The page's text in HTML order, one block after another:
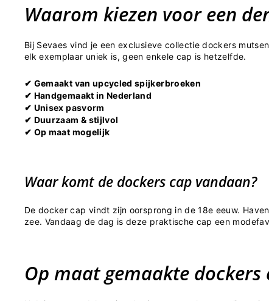
Waarom kiezen voor een
Bij Sevaes vind je een exclusieve collectie dockers mutsen
elk exemplaar uniek is, geen enkele cap is hetzelfde.
✔ Gemaakt van upcycled spijkerbroeken
✔ Handgemaakt in Nederland
✔ Unisex pasvorm
✔ Duurzaam & stijlvol
✔ Op maat mogelijk
Waar komt de dockers cap vandaan?
De docker cap vindt zijn oorsprong in de 18e eeuw.
zee. Vandaag de dag is deze praktische cap een
Op maat gemaakte dockers